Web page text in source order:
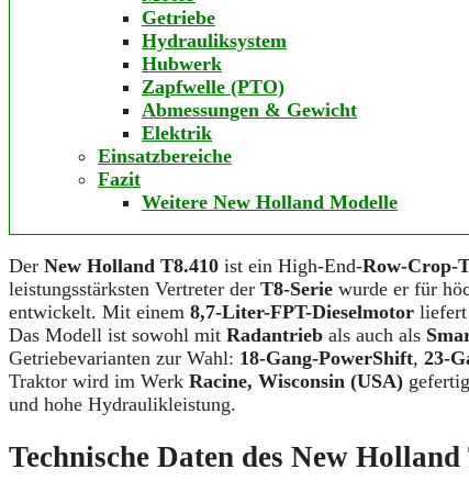
Getriebe
Hydrauliksystem
Hubwerk
Zapfwelle (PTO)
Abmessungen & Gewicht
Elektrik
Einsatzbereiche
Fazit
Weitere New Holland Modelle
Der New Holland T8.410 ist ein High-End-Row-Crop-
leistungsstärksten Vertreter der T8-Serie wurde er für
entwickelt. Mit einem 8,7-Liter-FPT-Dieselmotor liefert
Das Modell ist sowohl mit Radantrieb als auch als
Getriebevarianten zur Wahl: 18-Gang-PowerShift, 23-
Traktor wird im Werk Racine, Wisconsin (USA)
und hohe Hydraulikleistung.
Technische Daten des New Holland